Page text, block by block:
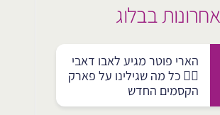
בבלוג
הארי פוטר מגיע לאבו דאבי
🧙‍♂️ כל מה שגילינו על פארק
הקסמים החדש